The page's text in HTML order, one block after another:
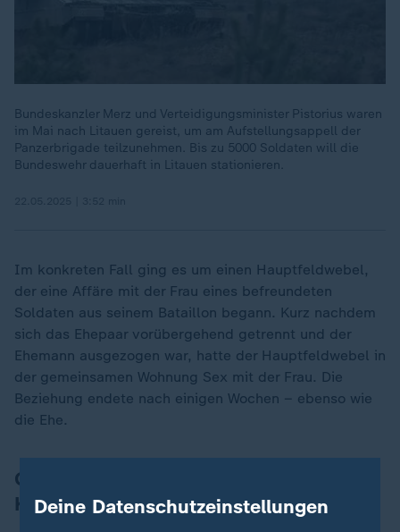
Bundeskanzler Merz und Verteidigungsminister Pistorius waren
im Mai nach Litauen gereist, um am Aufstellungsappell der
Panzerbrigade teilzunehmen. Bis zu 5000 Soldaten will die
Bundeswehr dauerhaft in Litauen stationieren.
Im konkreten Fall ging es um einen Hauptfeldwebel,
der eine Affäre mit der Frau eines befreundeten
Soldaten aus seinem Bataillon begann. Kurz nachdem
sich das Ehepaar vorübergehend getrennt und der
Ehemann ausgezogen war, hatte der Hauptfeldwebel in
der gemeinsamen Wohnung Sex mit der Frau. Die
Beziehung endete nach einigen Wochen – ebenso wie
die Ehe.
Gericht sah Verstoß gegen
Kameradschaftspflicht
Deine Datenschutzeinstellungen